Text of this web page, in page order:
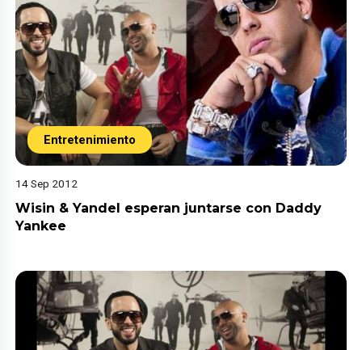
Entretenimiento
14 Sep 2012
Wisin & Yandel esperan juntarse con Daddy
Yankee